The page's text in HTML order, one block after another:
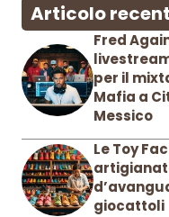
Articolo
Fred
per il
Mafia a
Messico
Le Toy
giocattoli